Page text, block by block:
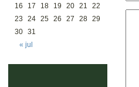
« jul
16
17 18 19 20 21
22
23
24 25 26 27 28 29
30 31